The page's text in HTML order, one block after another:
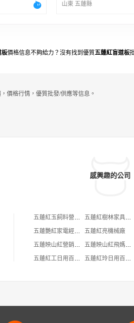
山東 五蓮縣
板價格信息不夠給力？沒有找到優質五蓮紅盲道板
價格行情，優質批發/供應等信息。
感興趣的公司
五蓮紅玉飼料營銷店 五蓮紅樹林家具商城
五蓮艷紅家電經銷店
五蓮紅亮機械廠
五蓮映山紅營銷策划有限公司
五蓮映山紅飛媽商貿中心
五蓮紅工日用百貨店
五蓮紅玲日用百貨店